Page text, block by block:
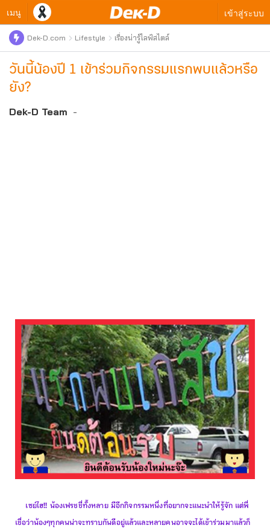
เมนู เข้าสู่ระบบ
Dek-D.com Lifestyle เรื่องน่ารู้ไลฟ์สไตล์
วันนี้น้องปี 1 เข้าร่วมกิจกรรมแรกพบแล้วหรือ
ยัง?
Dek-D Team -
เซย์ไฮ!! น้องเฟรชชี่ทั้งหลาย มีอีกกิจกรรมหนึ่งที่อยากจะแนะนำให้รู้จัก แต่พี่
เชื่อว่าน้องๆทุกคนน่าจะทราบกันดีอยู่แล้วและหลายคนอาจจะได้เข้าร่วมมาแล้วก็